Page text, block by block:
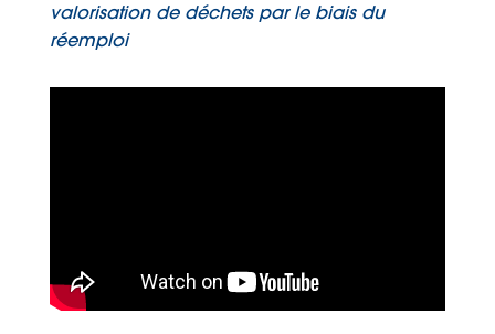
valorisation de déchets par le biais du
réemploi